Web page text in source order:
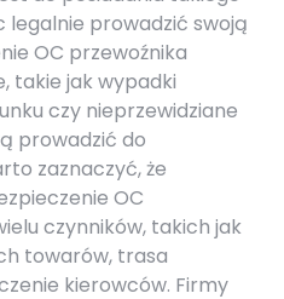
legalnie prowadzić swoją
OC przewoźnika
takie jak wypadki
czy nieprzewidziane
prowadzić do
zaznaczyć, że
OC
czynników, takich jak
towarów, trasa
kierowców. Firmy